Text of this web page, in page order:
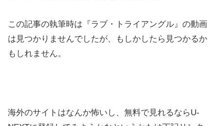
この記事の執筆時は『ラブ・トライアングル』の動画
は見つかりませんでしたが、もしかしたら見つかるか
もしれません。
海外のサイトはなんか怖いし、無料で見れるならU-